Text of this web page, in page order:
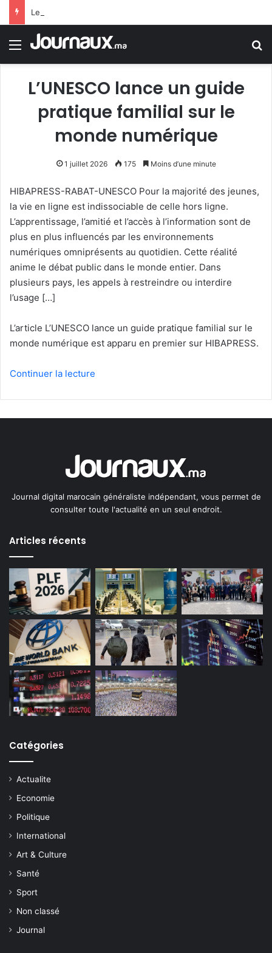
Les quatre grandes priorités du PLF 2027
Menu
L’UNESCO lance un guide
pratique familial sur le
monde numérique
1 juillet 2026 175 Moins d’une minute
HIBAPRESS-RABAT-UNESCO Pour la majorité des jeunes,
la vie en ligne est indissociable de celle hors ligne.
L’apprentissage, l’amitié et l’accès à l’information sont de
plus en plus influencés par les environnements
numériques omniprésents au quotidien. Cette réalité
anime le débat public dans le monde entier. Dans
plusieurs pays, les appels à restreindre ou interdire
l’usage […]
L’article L’UNESCO lance un guide pratique familial sur le
monde numérique est apparu en premier sur HIBAPRESS.
Continuer la lecture
Journal digital marocain généraliste indépendant, vous permet de
consulter toute l'actualité en un seul endroit.
Articles récents
Catégories
Actualite
Economie
Politique
International
Art & Culture
Santé
Sport
Non classé
Journal